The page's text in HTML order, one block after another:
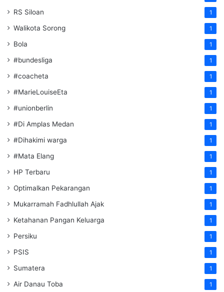
RS Siloan 1
Walikota Sorong 1
Bola 1
#bundesliga 1
#coacheta 1
#MarieLouiseEta 1
#unionberlin 1
#Di Amplas Medan 1
#Dihakimi warga 1
#Mata Elang 1
HP Terbaru 1
Optimalkan Pekarangan 1
Mukarramah Fadhlullah Ajak 1
Ketahanan Pangan Keluarga 1
Persiku 1
PSIS 1
Sumatera 1
Air Danau Toba 1